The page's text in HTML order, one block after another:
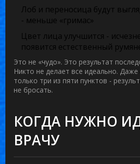
Лоб и переносица будут
- меньше «гримас»
Цвет лица улучшится -
появится естественный
Это не «чудо». Это результат
Никто не делает все идеально. Даже
только три из пяти пунктов -
не бросать.
КОГДА НУЖНО
ВРАЧУ